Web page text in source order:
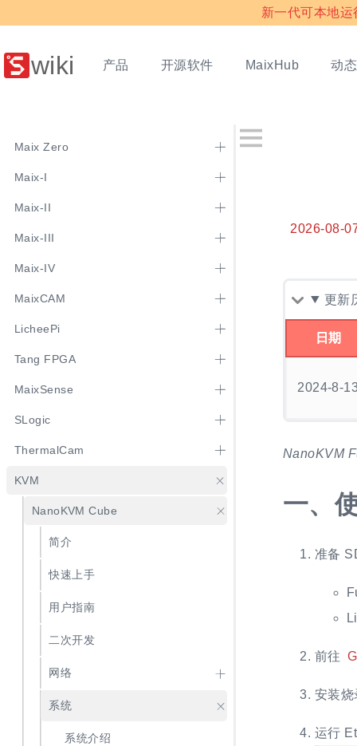
新一代可本地
wiki 产品 开源软件 MaixHub 动态
Maix Zero
Maix-I
Maix-II
Maix-III
Maix-IV
MaixCAM
LicheePi
Tang FPGA
MaixSense
SLogic
ThermalCam
KVM
NanoKVM Cube
简介
快速上手
用户指南
二次开发
网络
系统
系统介绍
2026-08-
更新
日期
2024-8-
NanoKVM
一、
准备
前往
安装
运行